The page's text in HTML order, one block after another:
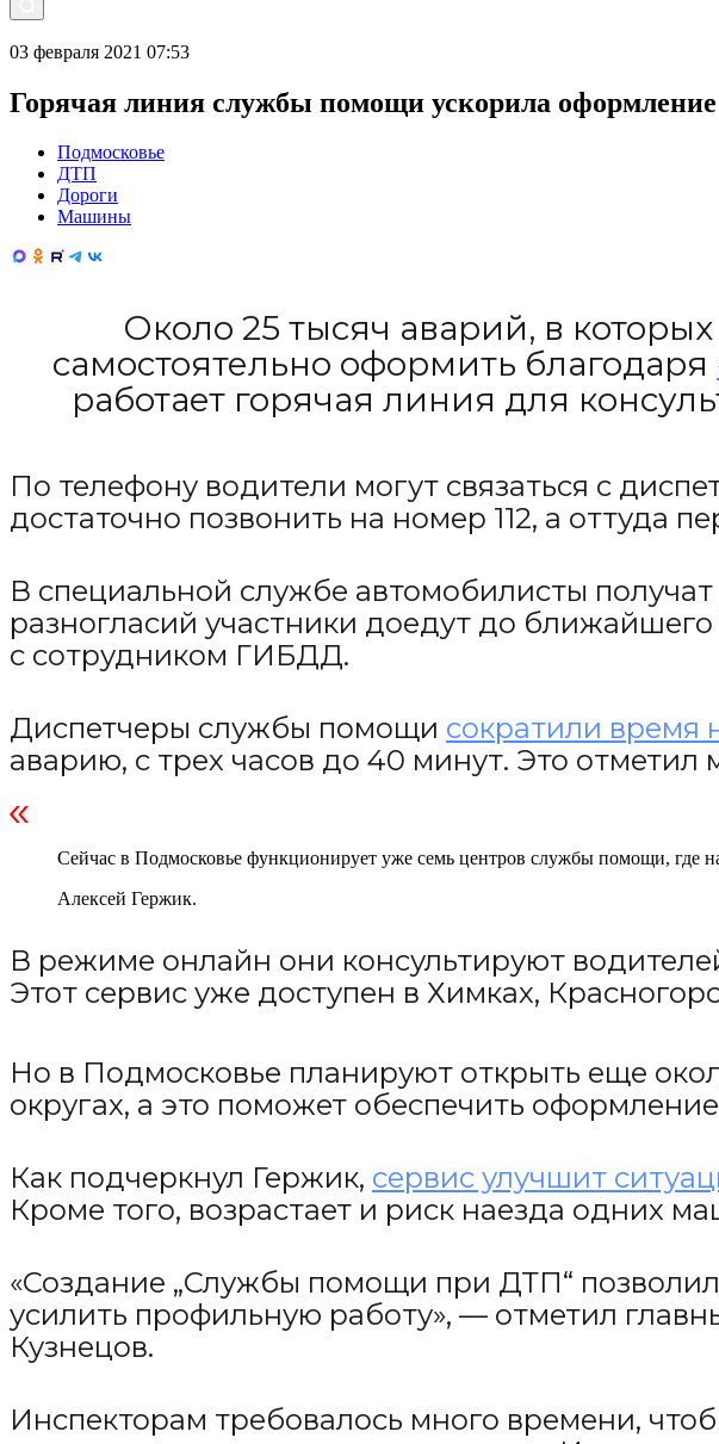
03 февраля 2021 07:53
Горячая линия службы помощи ускорила
Подмосковье
ДТП
Дороги
Машины
Около 25 тысяч аварий, в
самостоятельно оформить благодаря
работает горячая линия для
По телефону водители могут связаться с
достаточно позвонить на номер 112, а оттуда
В специальной службе автомобилисты
разногласий участники доедут до
с сотрудником ГИБДД.
Диспетчеры службы помощи сократили время
аварию, с трех часов до 40 минут. Это
Сейчас в Подмосковье функционирует уже семь центров службы помощи, где
Алексей Гержик.
В режиме онлайн они консультируют
Этот сервис уже доступен в Химках,
Но в Подмосковье планируют открыть еще
округах, а это поможет обеспечить
Как подчеркнул Гержик, сервис улучшит
Кроме того, возрастает и риск наезда одних
«Создание „Службы помощи при ДТП“
усилить профильную работу», — отметил
Кузнецов.
Инспекторам требовалось много времени,